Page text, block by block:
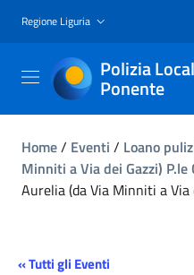
Regione Liguria
Polizia
Ponente
Home/ Eventi / Loano
Minniti a Via dei Gazzi) P.le
Aurelia (da Via Minniti a Via
« Tutti gli Eventi